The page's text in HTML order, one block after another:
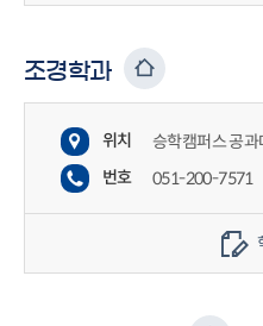
조경학과
위치
승학캠퍼스 공
번호
051-200-7571